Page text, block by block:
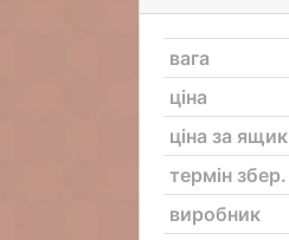
вага
ціна
ціна за ящик
термін збер.
виробник